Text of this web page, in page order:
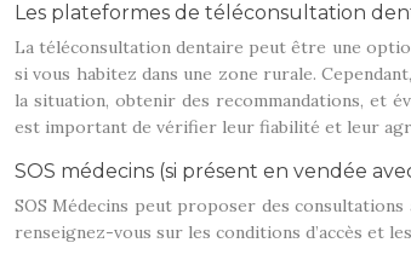
Les plateformes de téléconsultation
La téléconsultation dentaire peut être une
si vous habitez dans une zone rurale.
la situation, obtenir des recommandations, et
est important de vérifier leur fiabilité et leur
SOS médecins (si présent en vendée
SOS Médecins peut proposer des
renseignez-vous sur les conditions d’accès et